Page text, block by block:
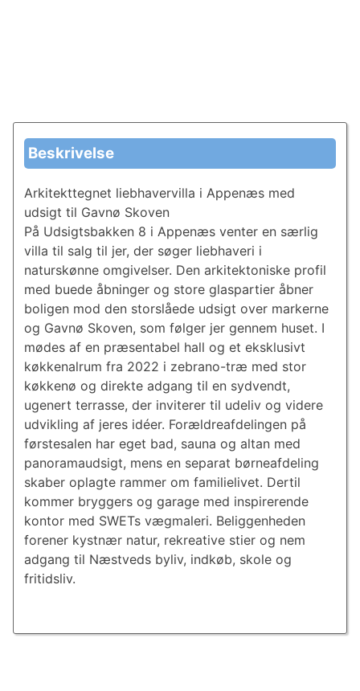
Beskrivelse
Arkitekttegnet liebhavervilla i Appenæs med
udsigt til Gavnø Skoven
På Udsigtsbakken 8 i Appenæs venter en særlig
villa til salg til jer, der søger liebhaveri i
naturskønne omgivelser. Den arkitektoniske profil
med buede åbninger og store glaspartier åbner
boligen mod den storslåede udsigt over markerne
og Gavnø Skoven, som følger jer gennem huset. I
mødes af en præsentabel hall og et eksklusivt
køkkenalrum fra 2022 i zebrano-træ med stor
køkkenø og direkte adgang til en sydvendt,
ugenert terrasse, der inviterer til udeliv og videre
udvikling af jeres idéer. Forældreafdelingen på
førstesalen har eget bad, sauna og altan med
panoramaudsigt, mens en separat børneafdeling
skaber oplagte rammer om familielivet. Dertil
kommer bryggers og garage med inspirerende
kontor med SWETs vægmaleri. Beliggenheden
forener kystnær natur, rekreative stier og nem
adgang til Næstveds byliv, indkøb, skole og
fritidsliv.